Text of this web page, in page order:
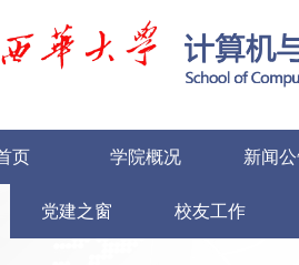
页 学院概况 新闻
党建之窗 校友工作